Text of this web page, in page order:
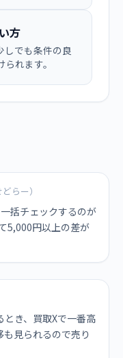
方
しでも条件の良
れます。
らー）
括チェックするのが
5,000円以上の差が
とき、買取Xで一番高
見られるので売り